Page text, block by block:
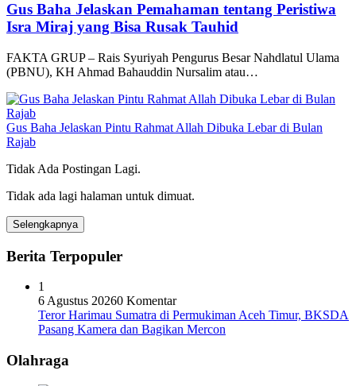
Gus Baha Jelaskan Pemahaman tentang Peristiwa
Isra Miraj yang Bisa Rusak Tauhid
FAKTA GRUP – Rais Syuriyah Pengurus Besar Nahdlatul Ulama
(PBNU), KH Ahmad Bahauddin Nursalim atau…
Gus Baha Jelaskan Pintu Rahmat Allah Dibuka Lebar di Bulan
Rajab
Tidak Ada Postingan Lagi.
Tidak ada lagi halaman untuk dimuat.
Selengkapnya
Berita Terpopuler
1
6 Agustus 20260 Komentar
Teror Harimau Sumatra di Permukiman Aceh Timur, BKSDA
Pasang Kamera dan Bagikan Mercon
Olahraga